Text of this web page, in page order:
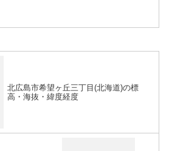
北広島市希望ヶ丘三丁目(北海道)の標
高・海抜・緯度経度